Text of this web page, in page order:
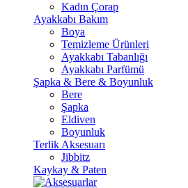
Kadın Çorap
Ayakkabı Bakım
Boya
Temizleme Ürünleri
Ayakkabı Tabanlığı
Ayakkabı Parfümü
Şapka & Bere & Boyunluk
Bere
Şapka
Eldiven
Boyunluk
Terlik Aksesuarı
Jibbitz
Kaykay & Paten